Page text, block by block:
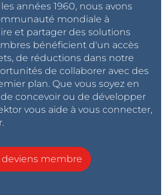
années 1960, nous avons
mondiale à
et partager des solutions
bénéficient d'un accès
de réductions dans notre
de collaborer avec des
plan. Que vous soyez en
concevoir ou de développer
vous aide à vous connecter,
deviens membre